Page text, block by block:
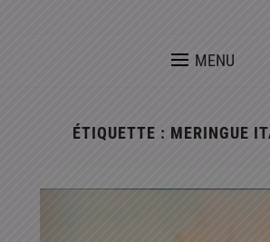
MENU
ÉTIQUETTE : MERINGUE